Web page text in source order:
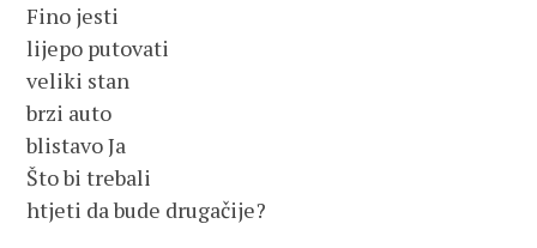
Fino jesti
lijepo putovati
veliki stan
brzi auto
blistavo Ja
Što bi trebali
htjeti da bude drugačije?